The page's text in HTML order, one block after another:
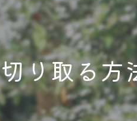
り取る方